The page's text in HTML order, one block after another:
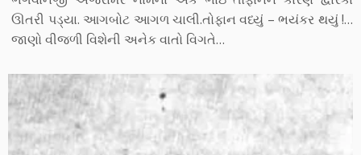
ઊતરી પડ્યા. આગબોટ આગળ ચાલી.તોફાન વધ્યું – ભયંકર થયું !…
જાણો વીજળી વિશેની અનેક વાતો વિગતે…